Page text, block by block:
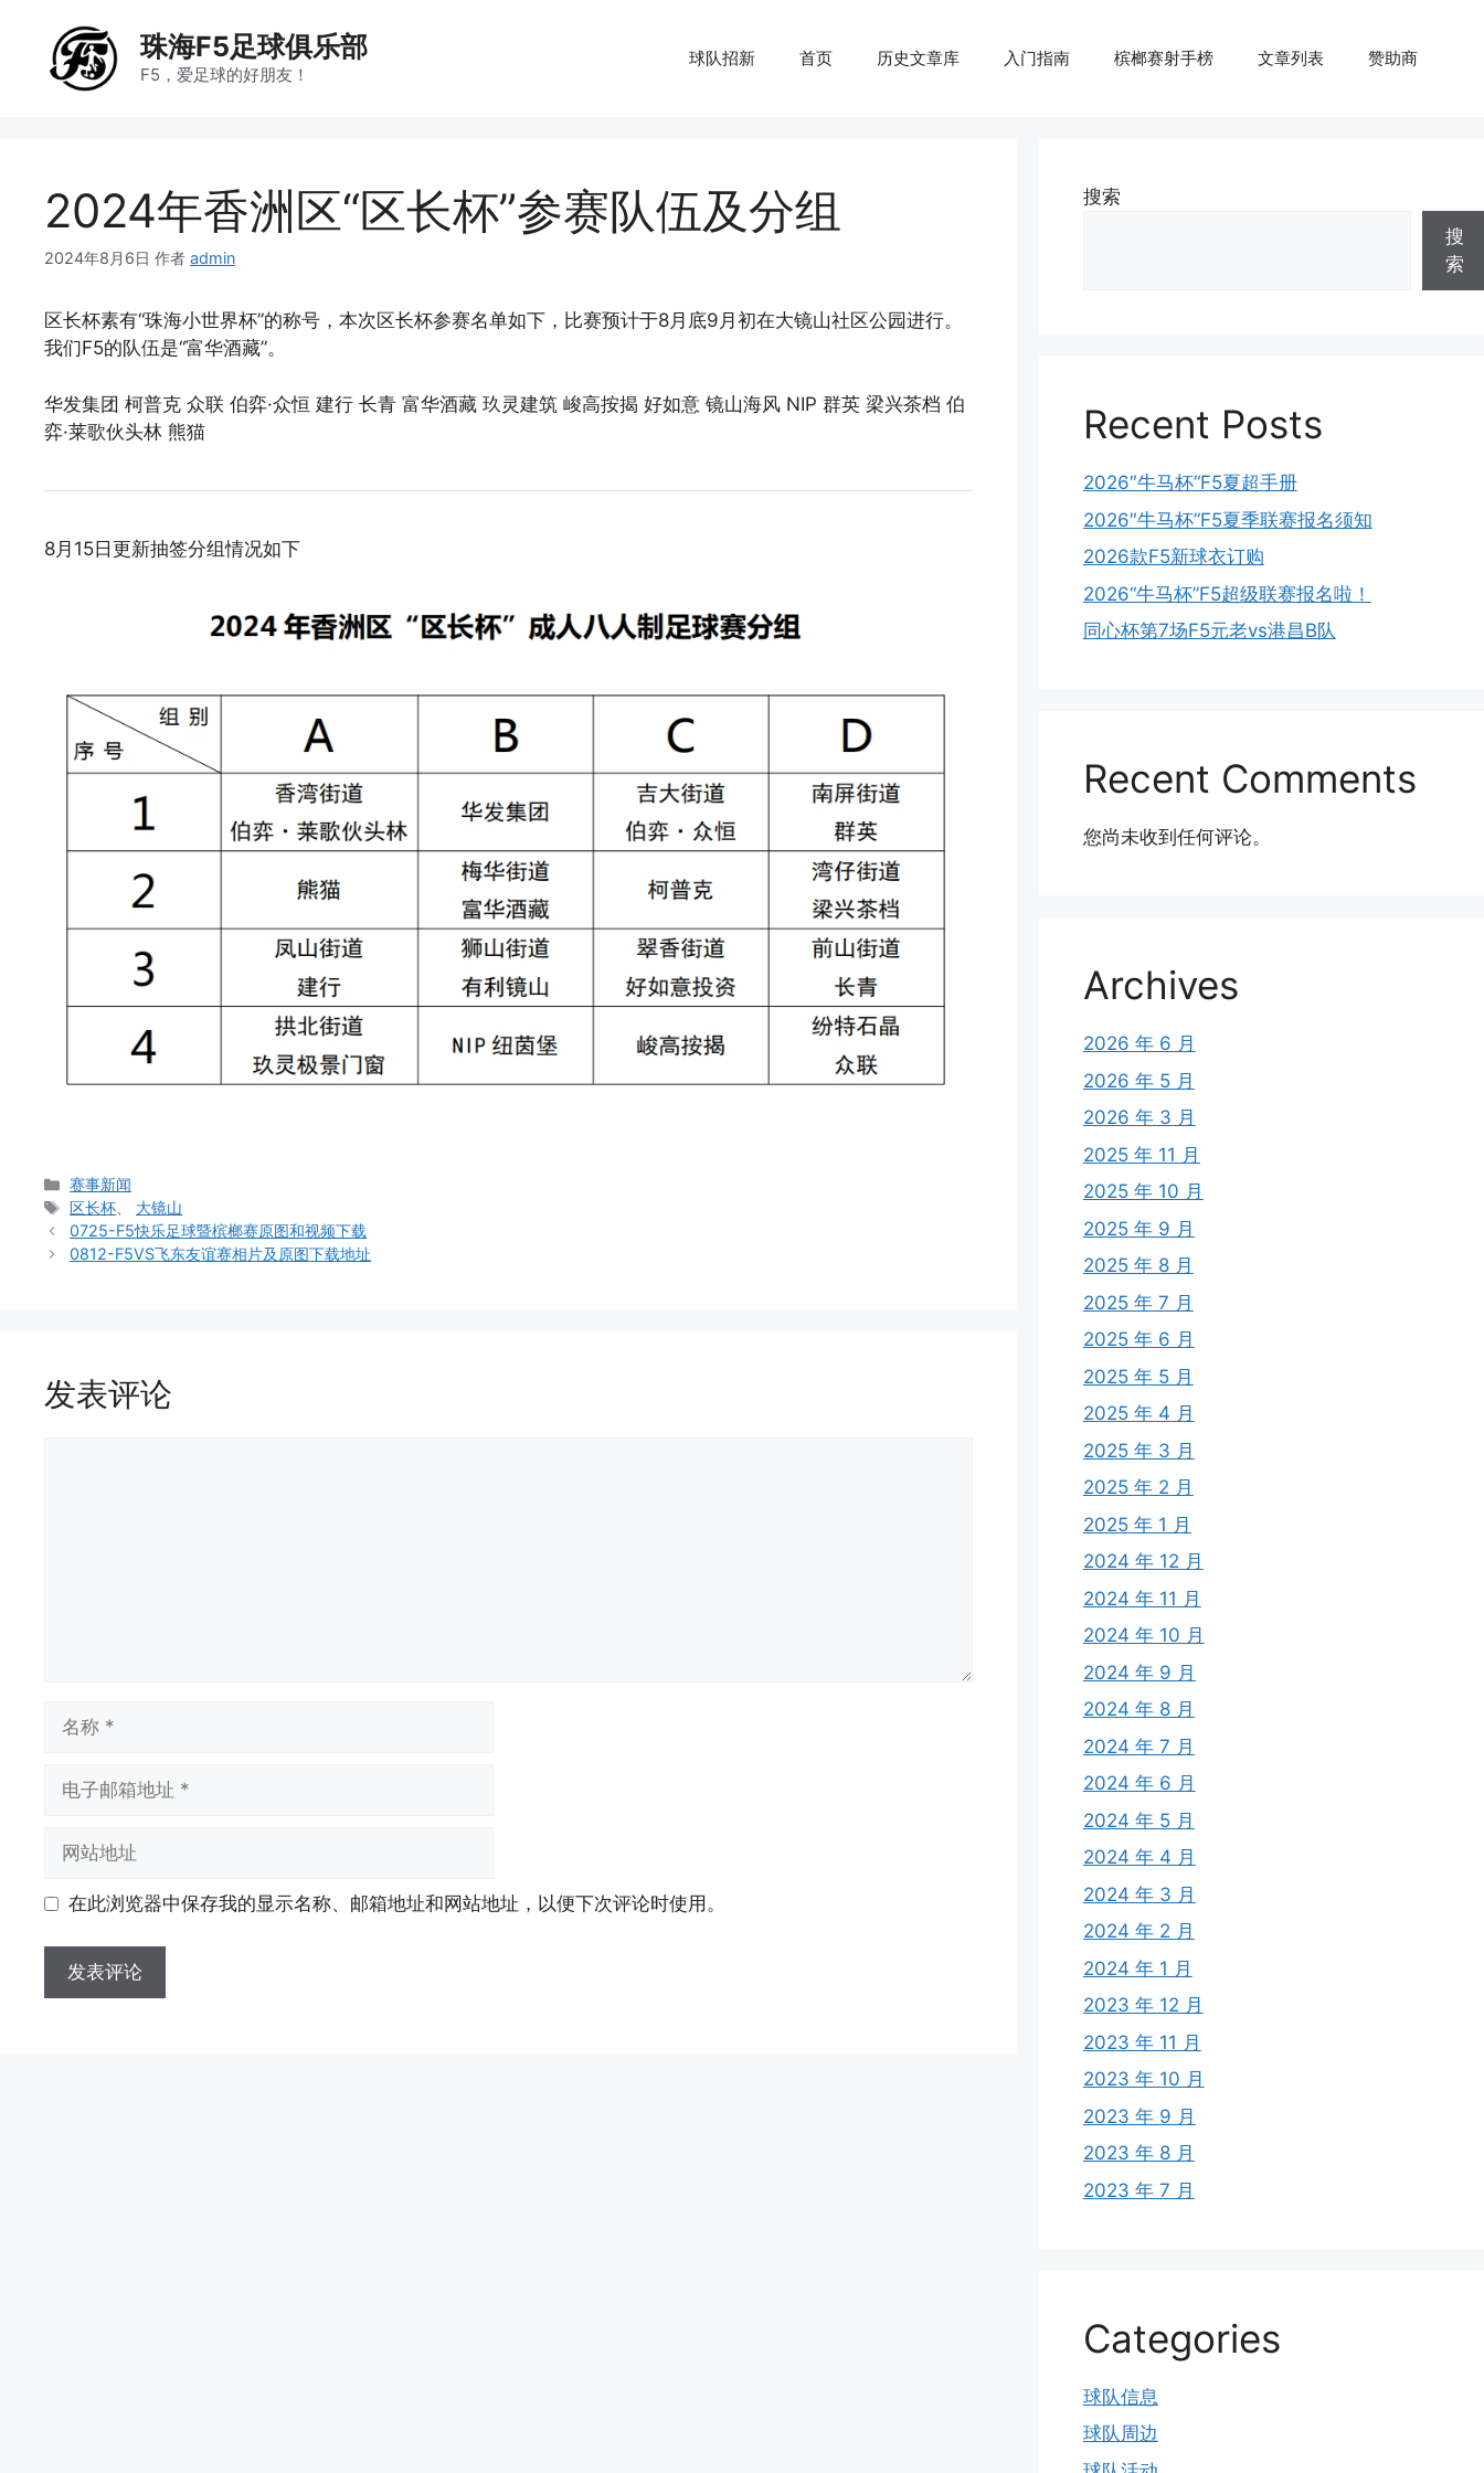
珠海F5足球俱乐部
F5，爱足球的好朋友！
球队招新 首页 历史文章库 入门指南 槟榔赛射手榜 文章列表 赞助商
2024年香洲区“区长杯”参赛队伍及分组
2024年8月6日 作者 admin
区长杯素有“珠海小世界杯”的称号，本次区长杯参赛名单如下，比赛预计于8月底9月初在大镜山社区公园进行。
我们F5的队伍是“富华酒藏”。
华发集团 柯普克 众联 伯弈·众恒 建行 长青 富华酒藏 玖灵建筑 峻高按揭 好如意 镜山海风 NIP 群英 梁兴茶档 伯
弈·莱歌伙头林 熊猫
8月15日更新抽签分组情况如下
分
类
赛事新闻
标
签
区长杯
大镜山
0725-F5快乐足球暨槟榔赛原图和视频下载
0812-F5VS飞东友谊赛相片及原图下载地址
发表评论
址
地 在此浏览器中保存我的显示名称、邮箱地址和网站地址，以便下次评论时使用。
搜索
搜
索
Recent Posts
2026″牛马杯“F5夏超手册
2026″牛马杯”F5夏季联赛报名须知
2026款F5新球衣订购
2026“牛马杯”F5超级联赛报名啦！
同心杯第7场F5元老vs港昌B队
Recent Comments
您尚未收到任何评论。
Archives
2026 年 6 月
2026 年 5 月
2026 年 3 月
2025 年 11 月
2025 年 10 月
2025 年 9 月
2025 年 8 月
2025 年 7 月
2025 年 6 月
2025 年 5 月
2025 年 4 月
2025 年 3 月
2025 年 2 月
2025 年 1 月
2024 年 12 月
2024 年 11 月
2024 年 10 月
2024 年 9 月
2024 年 8 月
2024 年 7 月
2024 年 6 月
2024 年 5 月
2024 年 4 月
2024 年 3 月
2024 年 2 月
2024 年 1 月
2023 年 12 月
2023 年 11 月
2023 年 10 月
2023 年 9 月
2023 年 8 月
2023 年 7 月
Categories
球队信息
球队周边